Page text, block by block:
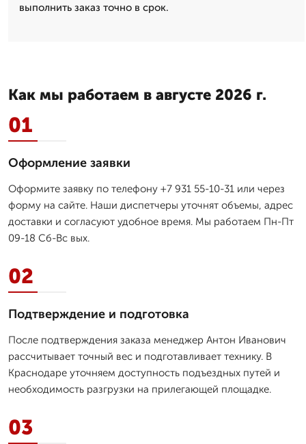
выполнить заказ точно в срок.
Как мы работаем в августе 2026 г.
01
Оформление заявки
Оформите заявку по телефону +7 931 55-10-31 или через
форму на сайте. Наши диспетчеры уточнят объемы, адрес
доставки и согласуют удобное время. Мы работаем Пн-Пт
09-18 Сб-Вс вых.
02
Подтверждение и подготовка
После подтверждения заказа менеджер Антон Иванович
рассчитывает точный вес и подготавливает технику. В
Краснодаре уточняем доступность подъездных путей и
необходимость разгрузки на прилегающей площадке.
03